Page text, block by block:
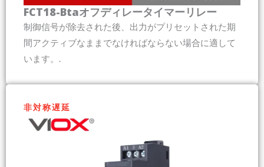
FCT18-Btaオフディレータイマーリレー
制御信号が除去された後、出力がプリセットされた期
間アクティブなままでなければならない場合に適して
います。.
非対称遅延